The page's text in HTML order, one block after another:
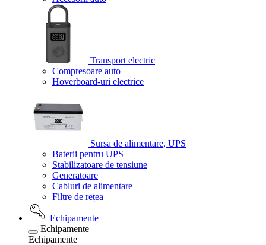
Transport electric
Compresoare auto
Hoverboard-uri electrice
Sursa de alimentare, UPS
Baterii pentru UPS
Stabilizatoare de tensiune
Generatoare
Cabluri de alimentare
Filtre de rețea
Echipamente
Echipamente
Echipamente